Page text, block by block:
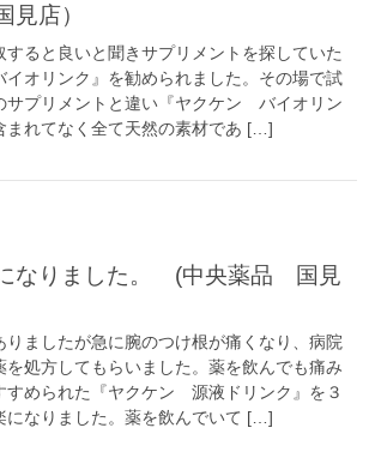
見店）
すると良いと聞きサプリメントを探していた
オリンク』を勧められました。その場で試
サプリメントと違い『ヤクケン バイオリン
まれてなく全て天然の素材であ […]
りましたが急に腕のつけ根が痛くなり、病院
を処方してもらいました。薬を飲んでも痛み
すめられた『ヤクケン 源液ドリンク』を３
になりました。薬を飲んでいて […]